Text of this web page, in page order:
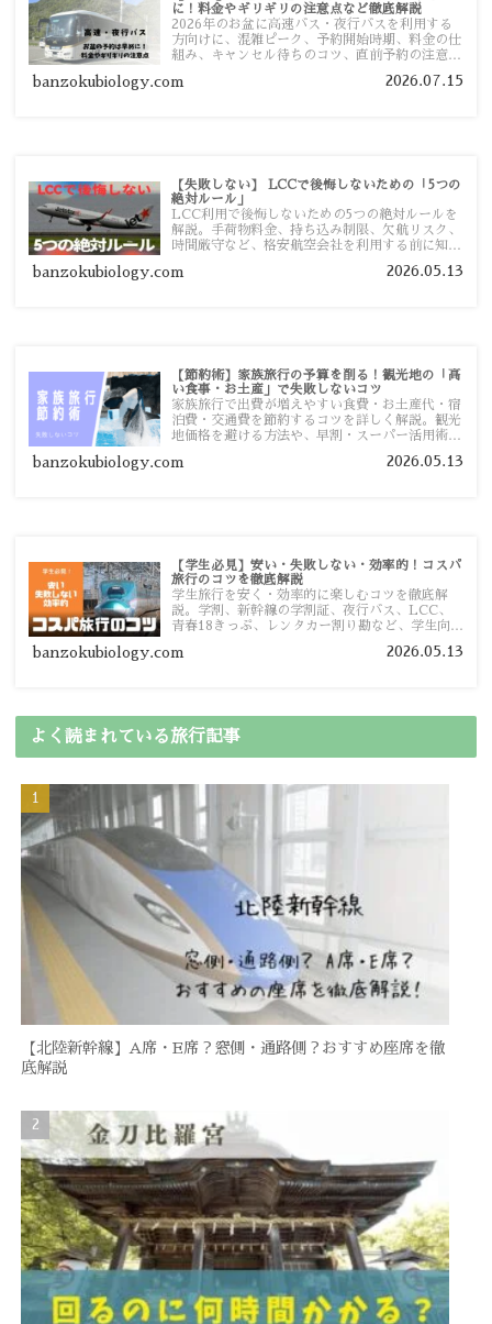
に！料金やギリギリの注意点など徹底解説
2026年のお盆に高速バス・夜行バスを利用する
方向けに、混雑ピーク、予約開始時期、料金の仕
組み、キャンセル待ちのコツ、直前予約の注意点
banzokubiology.com 2026.07.15
【失敗しない】 LCCで後悔しないための「5つの
絶対ルール」
LCC利用で後悔しないための5つの絶対ルールを
解説。手荷物料金、持ち込み制限、欠航リスク、
時間厳守など、格安航空会社を利用する前に知っ
す。
banzokubiology.com 2026.05.13
【節約術】家族旅行の予算を削る！観光地の「高
い食事・お土産」で失敗しないコツ
家族旅行で出費が増えやすい食費・お土産代・宿
泊費・交通費を節約するコツを詳しく解説。観光
地価格を避ける方法や、早割・スーパー活用術、
banzokubiology.com 2026.05.13
【学生必見】安い・失敗しない・効率的！コスパ
旅行のコツを徹底解説
学生旅行を安く・効率的に楽しむコツを徹底解
説。学割、新幹線の学割証、夜行バス、LCC、
青春18きっぷ、レンタカー割り勘など、学生向け
banzokubiology.com 2026.05.13
よく読まれている旅行記事
【北陸新幹線】A席・E席？窓側・通路側？おすすめ座席を徹
底解説